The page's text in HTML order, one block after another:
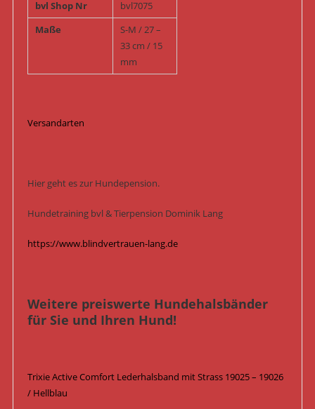
bvl Shop Nr
bvl7075
Maße
S-M / 27 –
33 cm / 15
mm
Versandarten
Hier geht es zur Hundepension.
Hundetraining bvl & Tierpension Dominik Lang
https://www.blindvertrauen-lang.de
Weitere preiswerte Hundehalsbänder
für Sie und Ihren Hund!
Trixie Active Comfort Lederhalsband mit Strass 19025 – 19026
/ Hellblau